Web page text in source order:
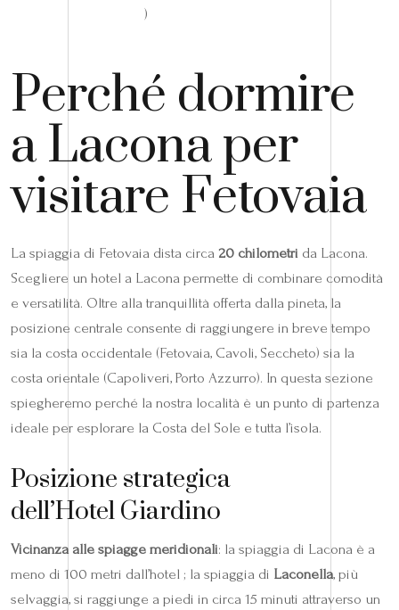
)
Perché dormire
a Lacona per
visitare Fetovaia
La spiaggia di Fetovaia dista circa 20 chilometri da Lacona.
Scegliere un hotel a Lacona permette di combinare comodità
e versatilità. Oltre alla tranquillità offerta dalla pineta, la
posizione centrale consente di raggiungere in breve tempo
sia la costa occidentale (Fetovaia, Cavoli, Seccheto) sia la
costa orientale (Capoliveri, Porto Azzurro). In questa sezione
spiegheremo perché la nostra località è un punto di partenza
ideale per esplorare la Costa del Sole e tutta l’isola.
Posizione strategica
dell’Hotel Giardino
Vicinanza alle spiagge meridionali: la spiaggia di Lacona è a
meno di 100 metri dall’hotel ; la spiaggia di Laconella, più
selvaggia, si raggiunge a piedi in circa 15 minuti attraverso un